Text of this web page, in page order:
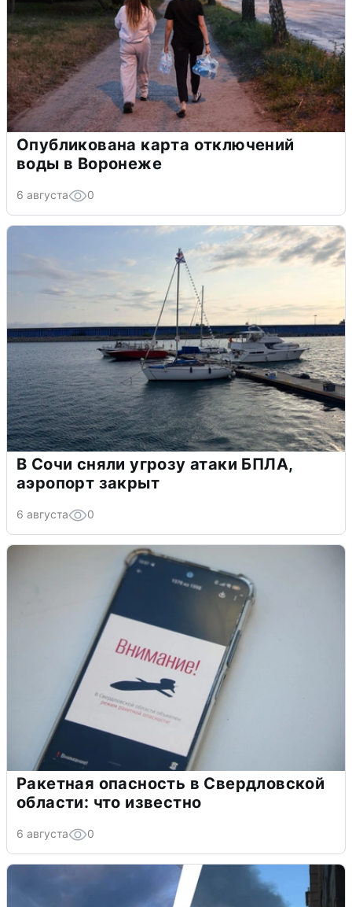
Опубликована карта отключений
воды в Воронеже
6 августа 0
В Сочи сняли угрозу атаки БПЛА,
аэропорт закрыт
6 августа 0
Ракетная опасность в Свердловской
области: что известно
6 августа 0